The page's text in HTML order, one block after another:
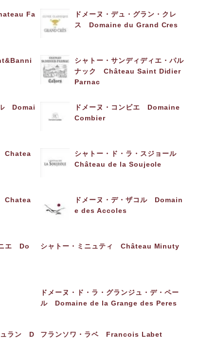
Fa
ドメーヌ・デュ・グラン・クレ
ス Domaine du Grand Cres
シャトー・サンディディエ・パル
ナック Château Saint Didier
Parnac
ル Domai
ドメーヌ・コンビエ Domaine
Combier
Chatea
シャトー・ド・ラ・スジョール
Château de la Soujeole
Chatea
ドメーヌ・デ・ザコル Domain
e des Accoles
エ Do シャトー・ミニュティ Château Minuty
ドメーヌ・ド・ラ・グランジュ・デ・ペー
ル Domaine de la Grange des Peres
ュラン D フランソワ・ラベ Francois Labet